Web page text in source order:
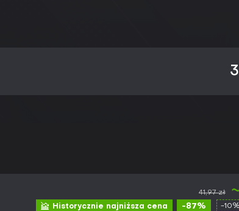
41,97 zł
Historycznie najniższa cena -87% -